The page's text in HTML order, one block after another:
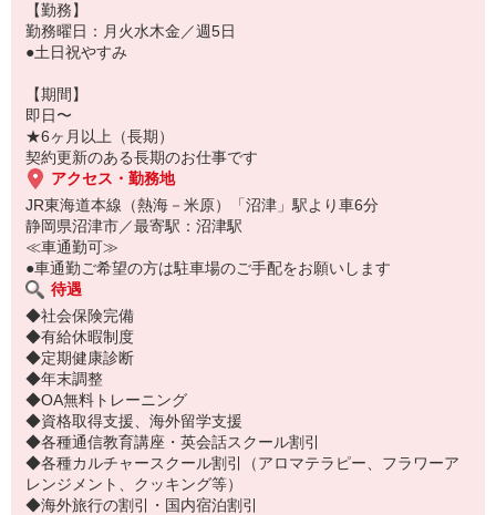
【勤務】
勤務曜日：月火水木金／週5日
●土日祝やすみ
【期間】
即日〜
★6ヶ月以上（長期）
契約更新のある長期のお仕事です
アクセス・勤務地
JR東海道本線（熱海－米原）「沼津」駅より車6分
静岡県沼津市／最寄駅：沼津駅
≪車通勤可≫
●車通勤ご希望の方は駐車場のご手配をお願いします
待遇
◆社会保険完備
◆有給休暇制度
◆定期健康診断
◆年末調整
◆OA無料トレーニング
◆資格取得支援、海外留学支援
◆各種通信教育講座・英会話スクール割引
◆各種カルチャースクール割引（アロマテラピー、フラワーア
レンジメント、クッキング等）
◆海外旅行の割引・国内宿泊割引